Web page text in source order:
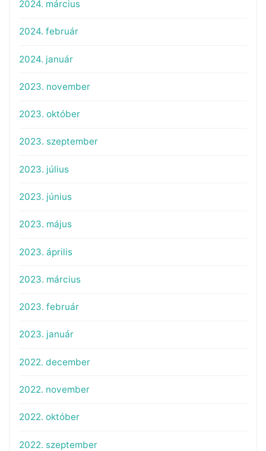
2024. március
2024. február
2024. január
2023. november
2023. október
2023. szeptember
2023. július
2023. június
2023. május
2023. április
2023. március
2023. február
2023. január
2022. december
2022. november
2022. október
2022. szeptember